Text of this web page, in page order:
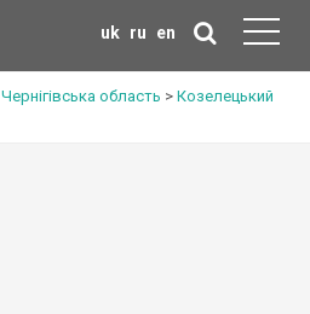
uk ru en
Чернігівська область > Козелецький